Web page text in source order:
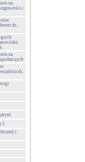
na
i
ds.
na
ds.
1
i